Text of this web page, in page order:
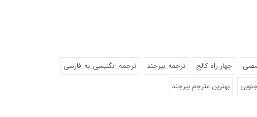
چهار راه کالج ترجمه_بیرجند
ترجمه_انگلیسی_به_فارسی
بهترین مترجم بیرجند